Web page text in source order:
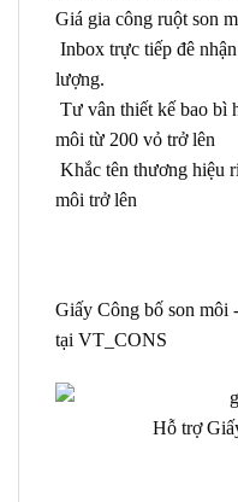
Giá gia công ruột son
Inbox trực tiếp đê
lượng.
Tư vân thiết kế bao bì
môi từ 200 vỏ trở lên
Khắc tên thương hiệu
môi trở lên
Giấy Công bố son môi
tại VT_CONS
Hỗ trợ